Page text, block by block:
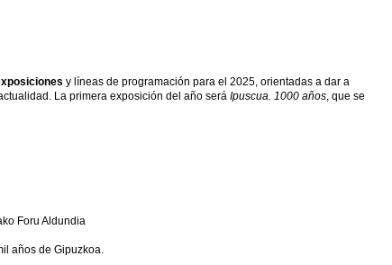
y líneas de programación para el 2025, orientadas a dar a
La primera exposición del año será Ipuscua. 1000 años , que se
Foru Aldundia
años de Gipuzkoa.